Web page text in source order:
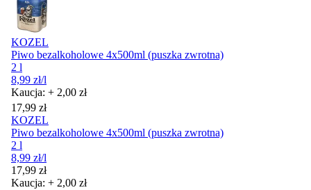
KOZEL
Piwo bezalkoholowe 4x500ml (puszka zwrotna)
2 l
8,99 zł/l
Kaucja: + 2,00 zł
Cena
17,99 zł
KOZEL
Piwo bezalkoholowe 4x500ml (puszka zwrotna)
2 l
8,99 zł/l
Cena
17,99 zł
Kaucja: + 2,00 zł